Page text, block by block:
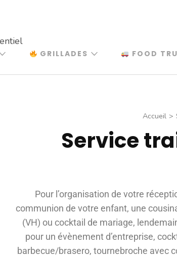
GRILLADES FOOD
Accueil >
Service
Pour l’organisation de votre
communion de votre enfant, une
(VH) ou cocktail de mariage,
pour un évènement d’entreprise,
barbecue/brasero, tournebroche avec